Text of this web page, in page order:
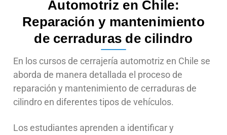
Automotriz en Chile:
Reparación y mantenimiento
de cerraduras de cilindro
En los cursos de cerrajería automotriz en Chile se
aborda de manera detallada el proceso de
reparación y mantenimiento de cerraduras de
cilindro en diferentes tipos de vehículos.
Los estudiantes aprenden a identificar y